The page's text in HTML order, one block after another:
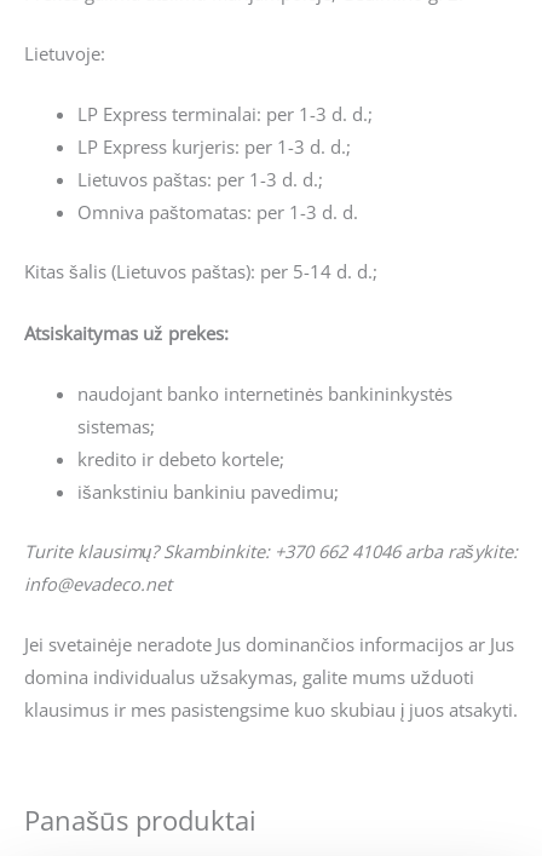
Lietuvoje:
LP Express terminalai: per 1-3 d. d.;
LP Express kurjeris: per 1-3 d. d.;
Lietuvos paštas: per 1-3 d. d.;
Omniva paštomatas: per 1-3 d. d.
Kitas šalis (Lietuvos paštas): per 5-14 d. d.;
Atsiskaitymas už prekes:
naudojant banko internetinės bankininkystės
sistemas;
kredito ir debeto kortele;
išankstiniu bankiniu pavedimu;
Turite klausimų? Skambinkite: +370 662 41046 arba rašykite:
info@evadeco.net
Jei svetainėje neradote Jus dominančios informacijos ar Jus
domina individualus užsakymas, galite mums užduoti
klausimus ir mes pasistengsime kuo skubiau į juos atsakyti.
Panašūs produktai